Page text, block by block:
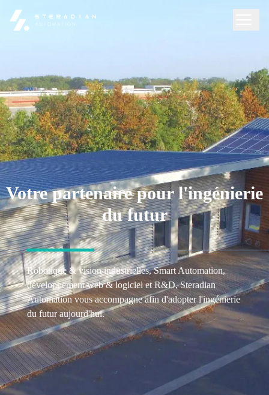
Votre partenaire pour l'ingénierie
du futur
Robotique & vision industrielles, Smart Automation,
développement web & logiciel et R&D, Steradian
Automation vous accompagne afin d'adopter l'ingénierie
du futur aujourd'hui.